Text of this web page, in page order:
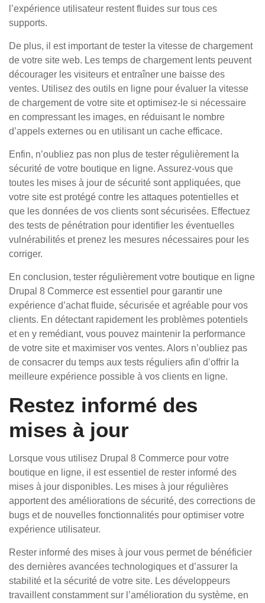
l’expérience utilisateur restent fluides sur tous ces
supports.
De plus, il est important de tester la vitesse de chargement
de votre site web. Les temps de chargement lents peuvent
décourager les visiteurs et entraîner une baisse des
ventes. Utilisez des outils en ligne pour évaluer la vitesse
de chargement de votre site et optimisez-le si nécessaire
en compressant les images, en réduisant le nombre
d’appels externes ou en utilisant un cache efficace.
Enfin, n’oubliez pas non plus de tester régulièrement la
sécurité de votre boutique en ligne. Assurez-vous que
toutes les mises à jour de sécurité sont appliquées, que
votre site est protégé contre les attaques potentielles et
que les données de vos clients sont sécurisées. Effectuez
des tests de pénétration pour identifier les éventuelles
vulnérabilités et prenez les mesures nécessaires pour les
corriger.
En conclusion, tester régulièrement votre boutique en ligne
Drupal 8 Commerce est essentiel pour garantir une
expérience d’achat fluide, sécurisée et agréable pour vos
clients. En détectant rapidement les problèmes potentiels
et en y remédiant, vous pouvez maintenir la performance
de votre site et maximiser vos ventes. Alors n’oubliez pas
de consacrer du temps aux tests réguliers afin d’offrir la
meilleure expérience possible à vos clients en ligne.
Restez informé des
mises à jour
Lorsque vous utilisez Drupal 8 Commerce pour votre
boutique en ligne, il est essentiel de rester informé des
mises à jour disponibles. Les mises à jour régulières
apportent des améliorations de sécurité, des corrections de
bugs et de nouvelles fonctionnalités pour optimiser votre
expérience utilisateur.
Rester informé des mises à jour vous permet de bénéficier
des dernières avancées technologiques et d’assurer la
stabilité et la sécurité de votre site. Les développeurs
travaillent constamment sur l’amélioration du système, en